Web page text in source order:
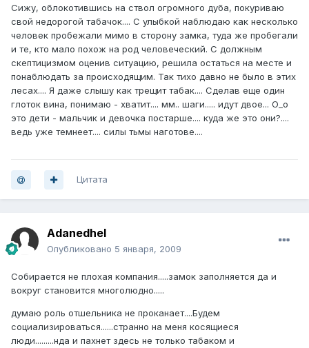
Сижу, облокотившись на ствол огромного дуба, покуриваю
свой недорогой табачок.... С улыбкой наблюдаю как несколько
человек пробежали мимо в сторону замка, туда же пробегали
и те, кто мало похож на род человеческий. С должным
скептицизмом оценив ситуацию, решила остаться на месте и
понаблюдать за происходящим. Так тихо давно не было в этих
лесах.... Я даже слышу как трещит табак.... Сделав еще один
глоток вина, понимаю - хватит.... мм.. шаги..... идут двое... О_о
это дети - мальчик и девочка постарше.... куда же это они?....
ведь уже темнеет.... силы тьмы наготове....
Цитата
Adanedhel
Опубликовано 5 января, 2009
Собирается не плохая компания.....замок заполняется да и
вокруг становится многолюдно.....
думаю роль отшельника не проканает....Будем
социализироваться......странно на меня косящиеся
люди.........нда и пахнет здесь не только табаком и